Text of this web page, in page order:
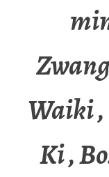
Waiki
Ki ,